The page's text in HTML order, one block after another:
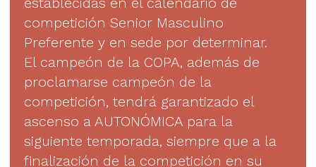
competición Senior Masculino
Preferente y en sede por determinar.
El campeón de la COPA, además de
proclamarse campeón de la
competición, tendrá garantizado el
ascenso a AUTONÓMICA para la
siguiente temporada, siempre que a la
finalización de la competición en su